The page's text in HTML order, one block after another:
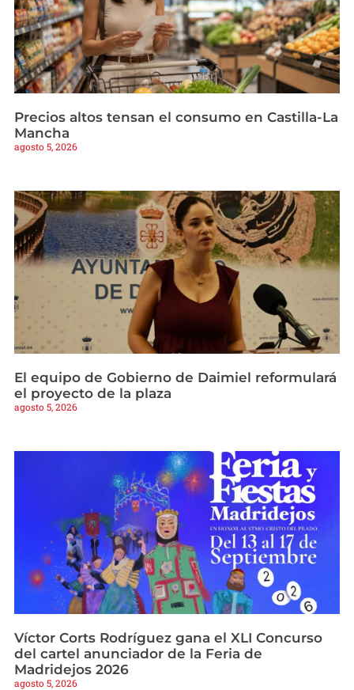
Precios altos tensan el consumo en Castilla-La
Mancha
agosto 5, 2026
El equipo de Gobierno de Daimiel reformulará
el proyecto de la plaza
agosto 5, 2026
Víctor Corts Rodríguez gana el XLI Concurso
del cartel anunciador de la Feria de
Madridejos 2026
agosto 5, 2026